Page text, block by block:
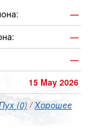
—
—
—
15 May 2026
(0)/Хорошее